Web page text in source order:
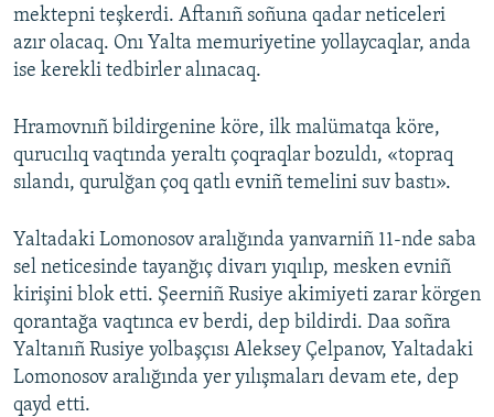
mektepni teşkerdi. Aftanıñ soñuna qadar neticeleri
azır olacaq. Onı Yalta memuriyetine yollaycaqlar, anda
ise kerekli tedbirler alınacaq.
Hramovnıñ bildirgenine köre, ilk malümatqa köre,
qurucılıq vaqtında yeraltı çoqraqlar bozuldı, «topraq
sılandı, qurulğan çoq qatlı evniñ temelini suv bastı».
Yaltadaki Lomonosov aralığında yanvarniñ 11-nde saba
sel neticesinde tayanğıç divarı yıqılıp, mesken evniñ
kirişini blok etti. Şeerniñ Rusiye akimiyeti zarar körgen
qorantağa vaqtınca ev berdi, dep bildirdi. Daa soñra
Yaltanıñ Rusiye yolbaşçısı Aleksey Çelpanov, Yaltadaki
Lomonosov aralığında yer yılışmaları devam ete, dep
qayd etti.